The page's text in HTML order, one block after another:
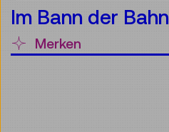
Im Bann der Bahn
Merken